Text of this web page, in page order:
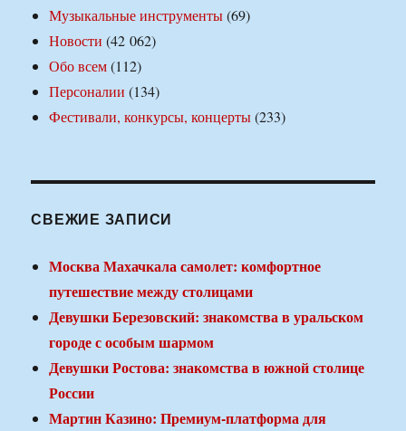
Музыкальные инструменты(69)
Новости (42 062)
Обо всем(112)
Персоналии (134)
Фестивали, конкурсы, концерты(233)
СВЕЖИЕ ЗАПИСИ
Москва Махачкала самолет: комфортное
путешествие между столицами
Девушки Березовский: знакомства в уральском
городе с особым шармом
Девушки Ростова: знакомства в южной столице
России
Мартин Казино: Премиум-платформа для